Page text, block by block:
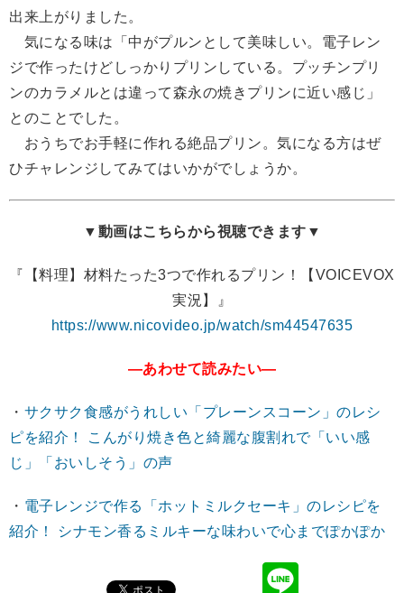
出来上がりました。
気になる味は「中がプルンとして美味しい。電子レン
ジで作ったけどしっかりプリンしている。プッチンプリ
ンのカラメルとは違って森永の焼きプリンに近い感じ」
とのことでした。
おうちでお手軽に作れる絶品プリン。気になる方はぜ
ひチャレンジしてみてはいかがでしょうか。
▼動画はこちらから視聴できます▼
『【料理】材料たった3つで作れるプリン！【VOICEVOX
実況】』
https://www.nicovideo.jp/watch/sm44547635
―あわせて読みたい―
・ サクサク食感がうれしい「プレーンスコーン」のレシ
ピを紹介！ こんがり焼き色と綺麗な腹割れで「いい感
じ」「おいしそう」の声
・ 電子レンジで作る「ホットミルクセーキ」のレシピを
紹介！ シナモン香るミルキーな味わいで心までぽかぽか